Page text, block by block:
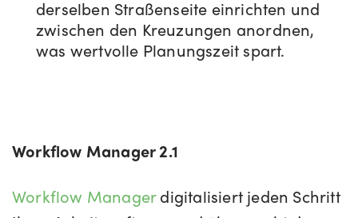
derselben Straßenseite einrichten und
zwischen den Kreuzungen anordnen,
was wertvolle Planungszeit spart.
Workflow Manager 2.1
Workflow Managerdigitalisiert jeden Schritt